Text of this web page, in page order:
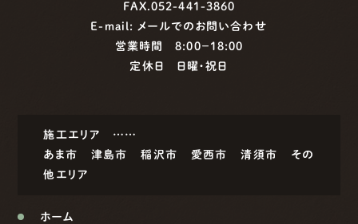
FAX.052-441-3860
E-mail: メールでのお問い合わせ
営業時間 8:00−18:00
定休日 日曜・祝日
施工エリア ……
あま市
津島市 稲沢市 愛西市 清須市
その
他エリア
ホーム